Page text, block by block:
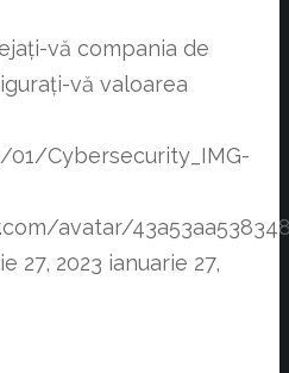
vă compania de
vă valoarea
Cybersecurity_IMG-
avatar/
27, 2023 ianuarie 27,